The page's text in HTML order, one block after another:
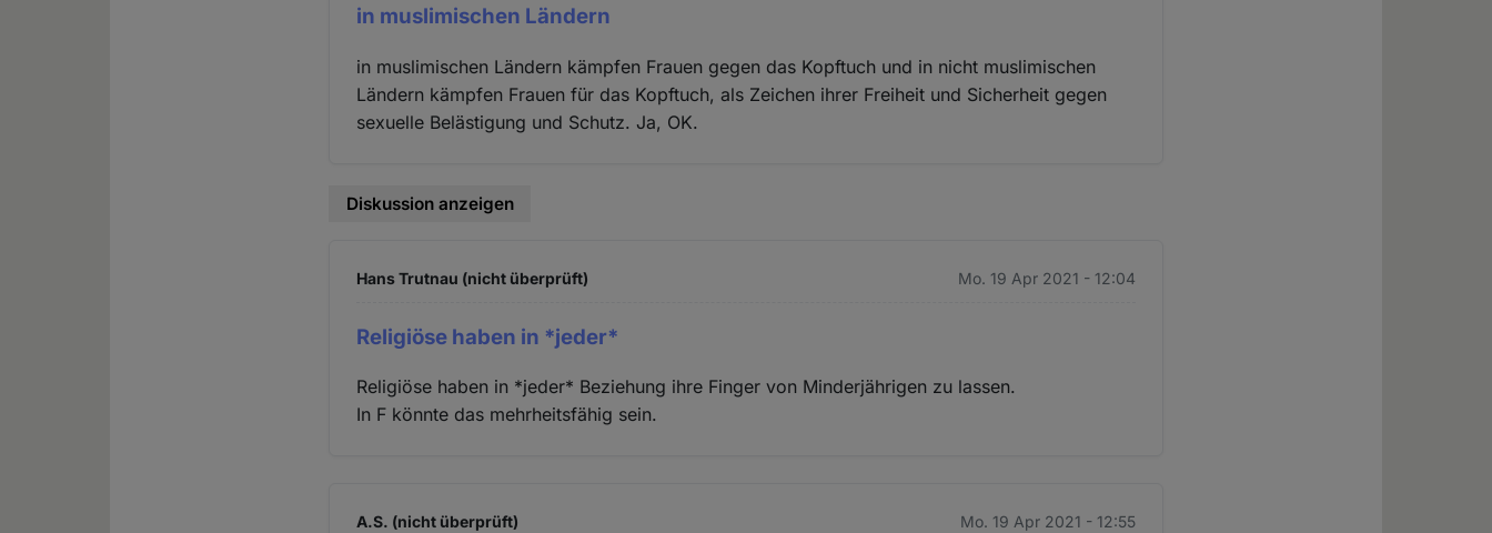
in muslimischen Ländern
in muslimischen Ländern kämpfen Frauen gegen das Kopftuch und in nicht muslimischen
Ländern kämpfen Frauen für das Kopftuch, als Zeichen ihrer Freiheit und Sicherheit gegen
sexuelle Belästigung und Schutz. Ja, OK.
Diskussion anzeigen
Hans Trutnau (nicht überprüft) Mo. 19 Apr 2021 - 12:04
Religiöse haben in *jeder*
Religiöse haben in *jeder* Beziehung ihre Finger von Minderjährigen zu lassen.
In F könnte das mehrheitsfähig sein.
A.S. (nicht überprüft) Mo. 19 Apr 2021 - 12:55